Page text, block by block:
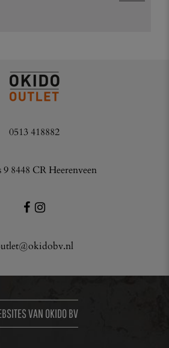
0513 418882
9 8448 CR Heerenveen
VAN OKIDO BV